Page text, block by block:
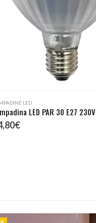
LED
LED PAR 30 E27 230V
€